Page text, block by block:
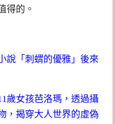
得的。
說「刺蝟的優雅」後來
歲女孩芭洛瑪，透過攝
，揭穿大人世界的虛偽